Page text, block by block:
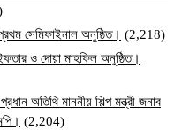
সেমিফাইনাল অনুষ্ঠিত। (2,218)
ও দোয়া মাহফিল অনুষ্ঠিত।
অতিথি মাননীয় শিল্প মন্ত্রী জনাব
(2,204)